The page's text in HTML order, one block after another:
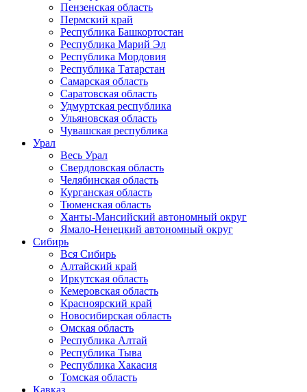
Пензенская область
Пермский край
Республика Башкортостан
Республика Марий Эл
Республика Мордовия
Республика Татарстан
Самарская область
Саратовская область
Удмуртская республика
Ульяновская область
Чувашская республика
Урал
Весь Урал
Свердловская область
Челябинская область
Курганская область
Тюменская область
Ханты-Мансийский автономный округ
Ямало-Ненецкий автономный округ
Сибирь
Вся Сибирь
Алтайский край
Иркутская область
Кемеровская область
Красноярский край
Новосибирская область
Омская область
Республика Алтай
Республика Тыва
Республика Хакасия
Томская область
Кавказ